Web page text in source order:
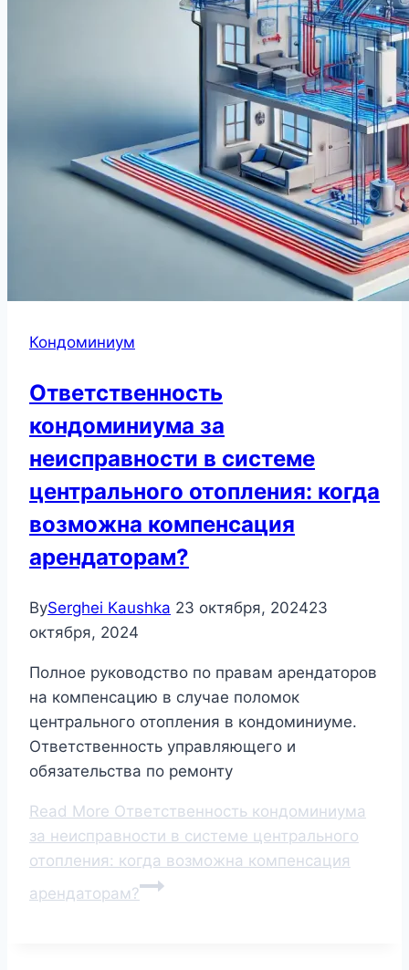
Кондоминиум
Ответственность
кондоминиума за
неисправности в системе
центрального отопления: когда
возможна компенсация
арендаторам?
BySerghei Kaushka 23 октября, 202423
октября, 2024
Полное руководство по правам арендаторов
на компенсацию в случае поломок
центрального отопления в кондоминиуме.
Ответственность управляющего и
обязательства по ремонту
Read More Ответственность кондоминиума
за неисправности в системе центрального
отопления: когда возможна компенсация
арендаторам?